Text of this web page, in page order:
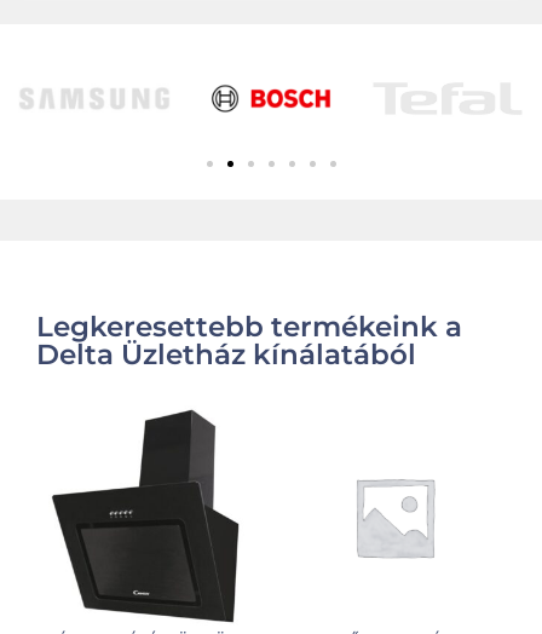
Legkeresettebb termékeink a
Delta Üzletház kínálatából